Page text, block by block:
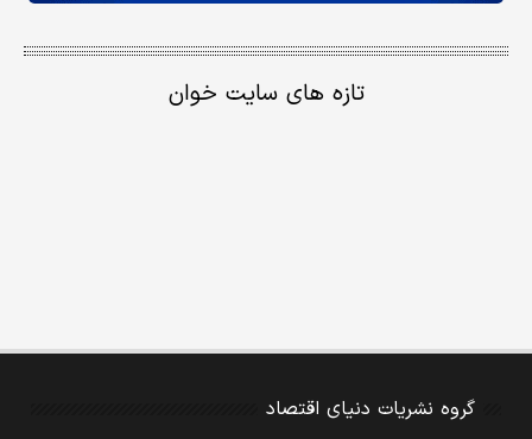
تازه های سایت خوان
گروه نشریات دنیای اقتصاد